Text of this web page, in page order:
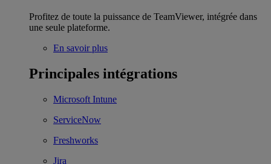
Profitez de toute la puissance de TeamViewer, intégrée dans
une seule plateforme.
En savoir plus
Principales intégrations
Microsoft Intune
ServiceNow
Freshworks
Jira